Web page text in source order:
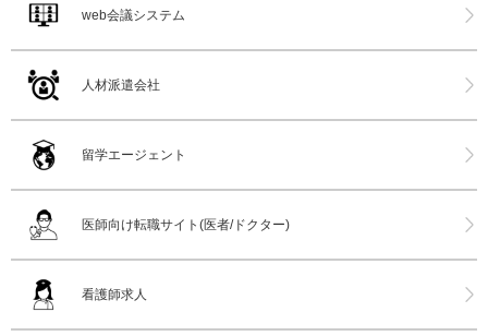
web会議システム
人材派遣会社
留学エージェント
医師向け転職サイト(医者/ドクター)
看護師求人